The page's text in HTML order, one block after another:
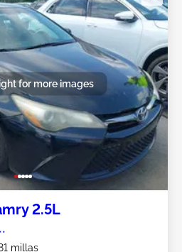
for more images
2.5L
millas